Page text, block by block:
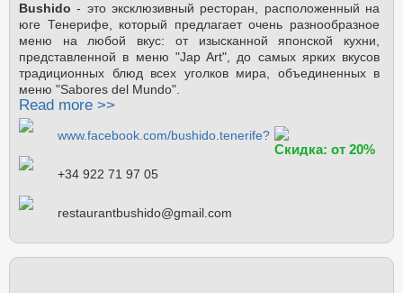
Bushido- это эксклюзивный ресторан, расположенный на
юге Тенерифе, который предлагает очень разнообразное
меню на любой вкус: от изысканной японской кухни,
представленной в меню "Jap Art", до самых ярких вкусов
традиционных блюд всех уголков мира, объединенных в
меню "Sabores del Mundo".
Read more >>
www.facebook.com/bushido.tenerife?
fref=ts
+34 922 71 97 05
restaurantbushido@gmail.com
Скидка: от 20%